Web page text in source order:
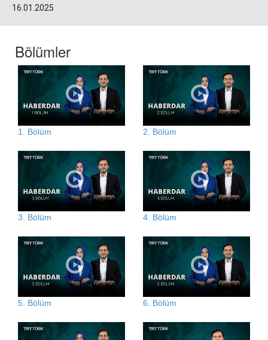
16.01.2025
Bölümler
1. Bölüm 2. Bölüm
3. Bölüm 4. Bölüm
5. Bölüm 6. Bölüm